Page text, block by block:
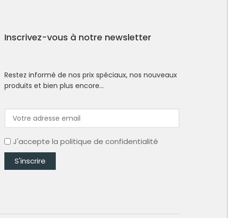
Inscrivez-vous à notre newsletter
Restez informé de nos prix spéciaux, nos nouveaux
produits et bien plus encore…
J'accepte la politique de confidentialité